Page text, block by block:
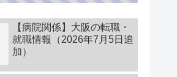
【病院関係】大阪の転職・
就職情報（2026年7月5日追
加）